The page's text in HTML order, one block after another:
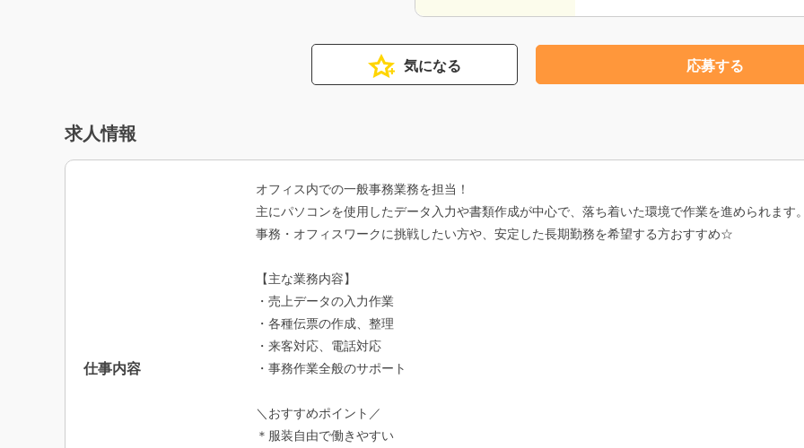
気になる 応募する
求人情報
仕事内容
オフィス内での一般事務業務を担当！
主にパソコンを使用したデータ入力や書類作成が中心で、落ち着いた環境で作業を進められます
事務・オフィスワークに挑戦したい方や、安定した長期勤務を希望する方おすすめ☆
【主な業務内容】
・売上データの入力作業
・各種伝票の作成、整理
・来客対応、電話対応
・事務作業全般のサポート
＼おすすめポイント／
＊服装自由で働きやすい